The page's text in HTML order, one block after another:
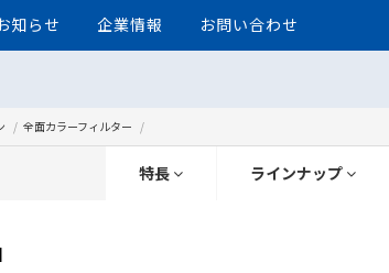
知らせ 企業情報 お問い合わせ
全面カラーフィルター
特長 ラインナップ